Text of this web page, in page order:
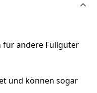
für andere Füllgüter
und können sogar